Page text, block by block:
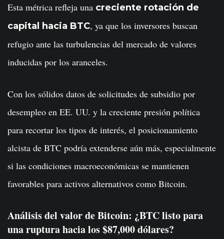
Esta métrica refleja una creciente rotación de
capital hacia BTC, ya que los inversores buscan
refugio ante las turbulencias del mercado de valores
inducidas por los aranceles.
Con los sólidos datos de solicitudes de subsidio por
desempleo en EE. UU. y la creciente presión política
para recortar los tipos de interés, el posicionamiento
alcista de BTC podría extenderse aún más, especialmente
si las condiciones macroeconómicas se mantienen
favorables para activos alternativos como Bitcoin.
Análisis del valor de Bitcoin: ¿BTC listo para
una ruptura hacia los $87,000 dólares?